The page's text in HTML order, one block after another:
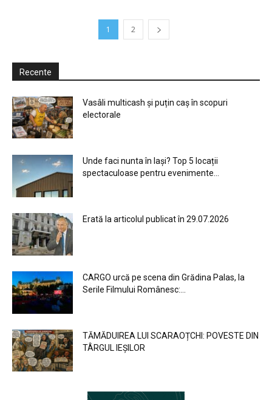
1 2
Recente
Vasâli multicash și puțin caș în scopuri
electorale
Unde faci nunta în Iași? Top 5 locații
spectaculoase pentru evenimente...
Erată la articolul publicat în 29.07.2026
CARGO urcă pe scena din Grădina Palas, la
Serile Filmului Românesc:...
TĂMĂDUIREA LUI SCARAOȚCHI: POVESTE DIN
TÂRGUL IEȘILOR